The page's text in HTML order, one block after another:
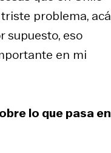
problema, acá
supuesto, eso
en mi
lo que pasa en